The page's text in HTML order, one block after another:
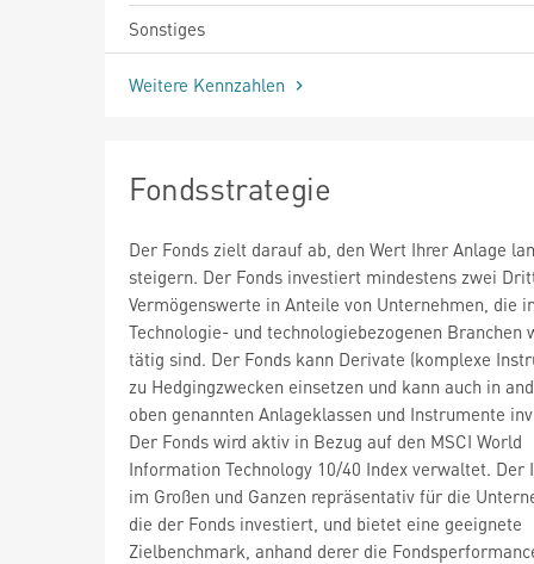
Sonstiges
Weitere Kennzahlen
Fondsstrategie
Der Fonds zielt darauf ab, den Wert Ihrer Anlage
steigern. Der Fonds investiert mindestens zwei
Vermögenswerte in Anteile von Unternehmen, die
Technologie- und technologiebezogenen Branchen
tätig sind. Der Fonds kann Derivate (komplexe
zu Hedgingzwecken einsetzen und kann auch in
oben genannten Anlageklassen und Instrumente
Der Fonds wird aktiv in Bezug auf den MSCI World
Information Technology 10/40 Index verwaltet. Der
im Großen und Ganzen repräsentativ für die
die der Fonds investiert, und bietet eine geeignete
Zielbenchmark, anhand derer die